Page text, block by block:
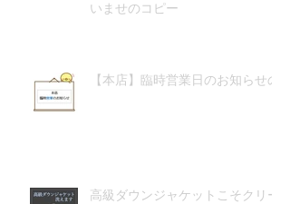
いませのコピー
【本店】臨時営業日のお知らせの
高級ダウンジャケットこそクリー